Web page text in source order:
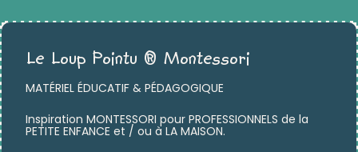
Le Loup Pointu ® Montessori
MATÉRIEL ÉDUCATIF & PÉDAGOGIQUE
Inspiration MONTESSORI pour PROFESSIONNELS de la
PETITE ENFANCE et / ou à LA MAISON.